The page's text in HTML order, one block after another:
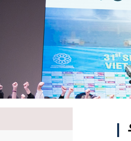
학교 CI
교직원현황
학생현황
위치/전화
전경사진